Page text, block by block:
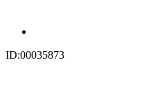
ID:00035873